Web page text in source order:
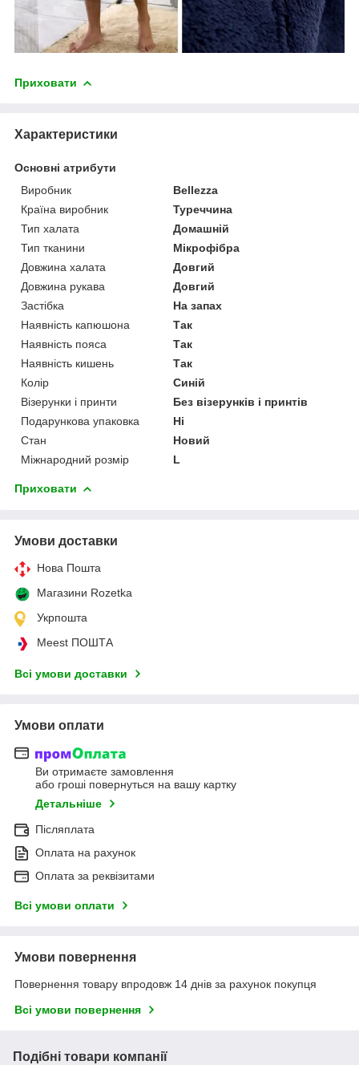
Приховати
Характеристики
Основні атрибути
Виробник
Bellezza
Країна виробник
Туреччина
Тип халата
Домашній
Тип тканини
Мікрофібра
Довжина халата
Довгий
Довжина рукава
Довгий
Застібка
На запах
Наявність капюшона
Так
Наявність пояса
Так
Наявність кишень
Так
Колір
Синій
Візерунки і принти
Без візерунків і принтів
Подарункова упаковка
Ні
Стан
Новий
Міжнародний розмір
L
Приховати
Умови доставки
Нова Пошта
Магазини Rozetka
Укрпошта
Meest ПОШТА
Всі умови доставки
Умови оплати
Ви отримаєте замовлення
або гроші повернуться на вашу картку
Детальніше
Післяплата
Оплата на рахунок
Оплата за реквізитами
Всі умови оплати
Умови повернення
Повернення товару впродовж 14 днів за рахунок покупця
Всі умови повернення
Подібні товари компанії